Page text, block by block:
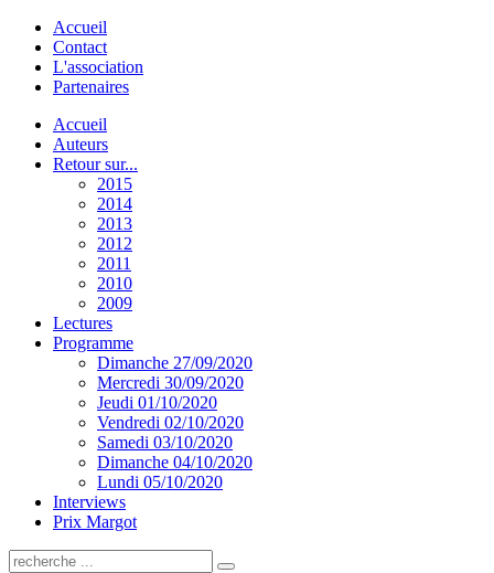
Accueil
Contact
L'association
Partenaires
Accueil
Auteurs
Retour sur...
2015
2014
2013
2012
2011
2010
2009
Lectures
Programme
Dimanche 27/09/2020
Mercredi 30/09/2020
Jeudi 01/10/2020
Vendredi 02/10/2020
Samedi 03/10/2020
Dimanche 04/10/2020
Lundi 05/10/2020
Interviews
Prix Margot